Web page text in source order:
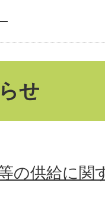
せ
の供給に関